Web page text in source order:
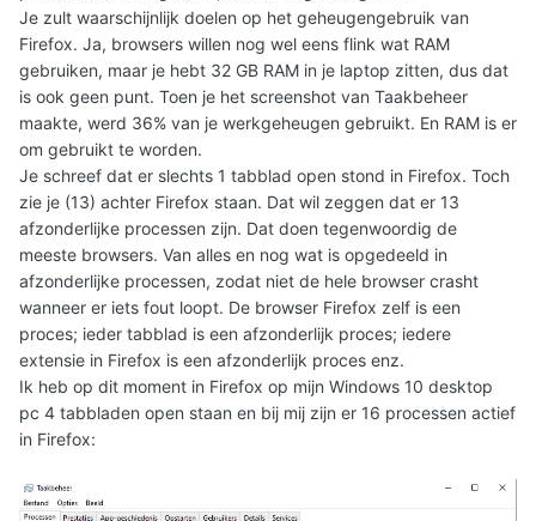
Je zult waarschijnlijk doelen op het geheugengebruik van
Firefox. Ja, browsers willen nog wel eens flink wat RAM
gebruiken, maar je hebt 32 GB RAM in je laptop zitten, dus dat
is ook geen punt. Toen je het screenshot van Taakbeheer
maakte, werd 36% van je werkgeheugen gebruikt. En RAM is er
om gebruikt te worden.
Je schreef dat er slechts 1 tabblad open stond in Firefox. Toch
zie je (13) achter Firefox staan. Dat wil zeggen dat er 13
afzonderlijke processen zijn. Dat doen tegenwoordig de
meeste browsers. Van alles en nog wat is opgedeeld in
afzonderlijke processen, zodat niet de hele browser crasht
wanneer er iets fout loopt. De browser Firefox zelf is een
proces; ieder tabblad is een afzonderlijk proces; iedere
extensie in Firefox is een afzonderlijk proces enz.
Ik heb op dit moment in Firefox op mijn Windows 10 desktop
pc 4 tabbladen open staan en bij mij zijn er 16 processen actief
in Firefox: